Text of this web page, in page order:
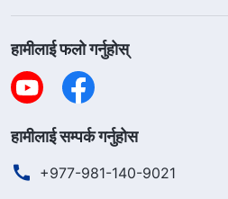
हामीलाई फलो गर्नुहोस्
हामीलाई सम्पर्क गर्नुहोस
+977-981-140-9021